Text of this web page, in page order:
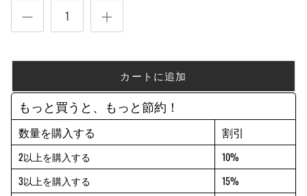
カートに追加
もっと買うと、もっと節約！
数量を購入する 割引
2以上を購入する
10%
3以上を購入する
15%